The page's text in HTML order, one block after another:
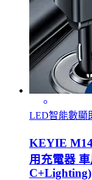
LED智能數顯
KEYIE
用充電器
C+Lighting)